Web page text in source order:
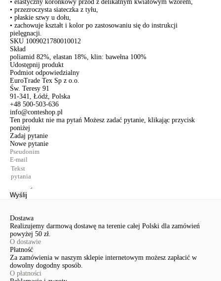
• elastyczny koronkowy przód z delikatnym kwiatowym wzorem,
• przezroczysta siateczka z tyłu,
• płaskie szwy u dołu,
• zachowuje kształt i kolor po zastosowaniu się do instrukcji
pielęgnacji.
SKU 1009021780010012
Skład
poliamid 82%, elastan 18%, klin: bawełna 100%
Udostępnij produkt
Podmiot odpowiedzialny
EuroTrade Tex Sp z o.o.
Św. Teresy 91
91-341, Łódź, Polska
+48 500-503-636
info@conteshop.pl
Ten produkt nie ma pytań Możesz zadać pytanie, klikając przycisk
poniżej
Zadaj pytanie
Nowe pytanie
Wyślij
Dostawa
Realizujemy darmową dostawę na terenie całej Polski dla zamówień
powyżej 50 zł.
O dostawie
Płatność
Za zamówienia w naszym sklepie internetowym możesz zapłacić w
dowolny dogodny sposób.
O płatności